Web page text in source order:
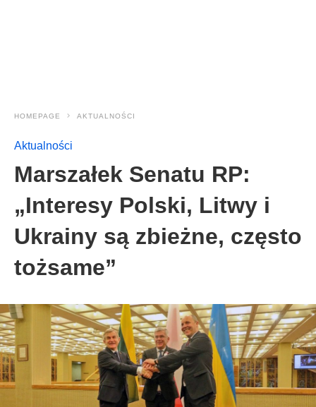
HOMEPAGE AKTUALNOŚCI
Aktualności
Marszałek Senatu RP:
„Interesy Polski, Litwy i
Ukrainy są zbieżne, często
tożsame”